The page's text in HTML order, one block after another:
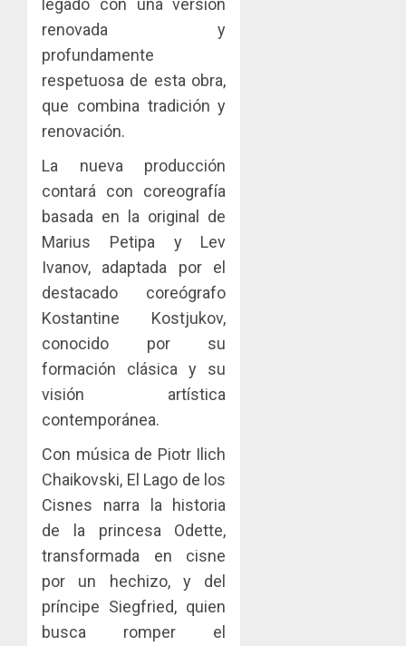
renovada y
profundamente
respetuosa de esta obra,
que combina tradición y
renovación.
La nueva producción
contará con coreografía
basada en la original de
Marius Petipa y Lev
Ivanov, adaptada por el
destacado coreógrafo
Kostantine Kostjukov,
conocido por su
formación clásica y su
visión artística
contemporánea.
Con música de Piotr Ilich
Chaikovski, El Lago de los
Cisnes narra la historia
de la princesa Odette,
transformada en cisne
por un hechizo, y del
príncipe Siegfried, quien
busca romper el